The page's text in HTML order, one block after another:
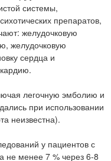
системы,
препаратов,
желудочковую
желудочковую
сердца и
легочную эмболию и
при использовании
неизвестна).
у пациентов с
менее 7 % через 6-8